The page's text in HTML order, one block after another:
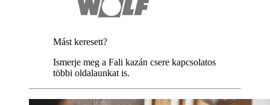
Mást keresett?
Ismerje meg a Fali kazán csere kapcsolatos
többi oldalaunkat is.